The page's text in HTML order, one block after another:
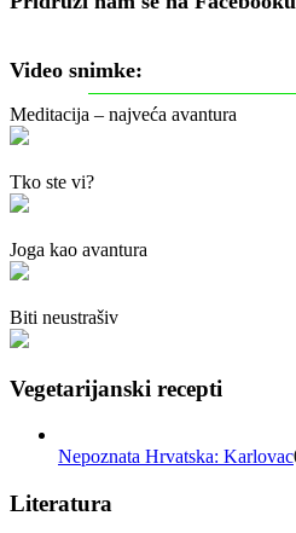
Video snimke:
Meditacija – najveća avantura
Tko ste vi?
Joga kao avantura
Biti neustrašiv
Vegetarijanski recepti
Nepoznata Hrvatska: Karlovac
Literatura